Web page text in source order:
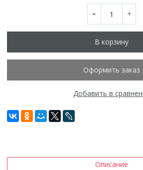
В корзину
Оформить заказ
Добавить в
Описание